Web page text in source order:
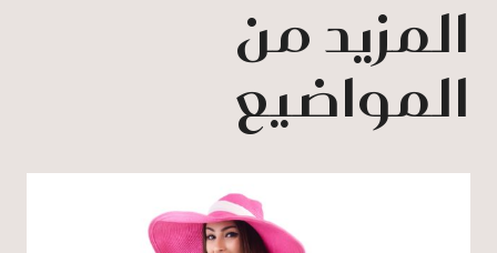
المزيد من
المواضيع